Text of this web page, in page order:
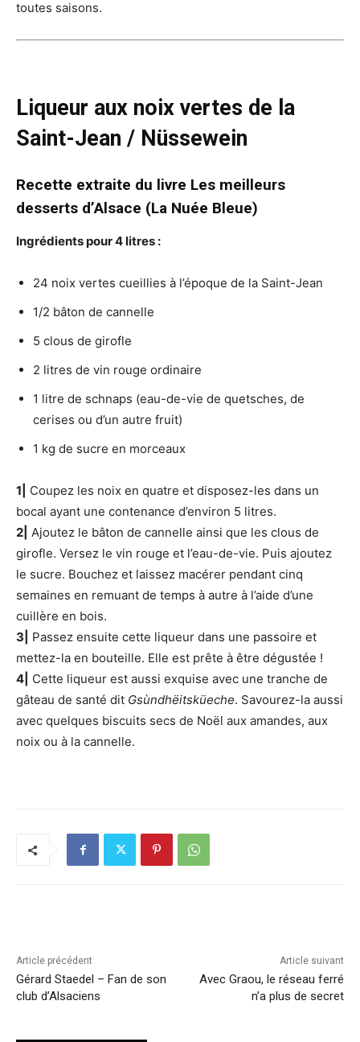
toutes saisons.
Liqueur aux noix vertes de la
Saint-Jean / Nüssewein
Recette extraite du livre Les meilleurs
desserts d’Alsace (La Nuée Bleue)
Ingrédients pour 4 litres :
24 noix vertes cueillies à l’époque de la Saint-Jean
1/2 bâton de cannelle
5 clous de girofle
2 litres de vin rouge ordinaire
1 litre de schnaps (eau-de-vie de quetsches, de
cerises ou d’un autre fruit)
1 kg de sucre en morceaux
1|
Coupez les noix en quatre et disposez-les dans un
bocal ayant une contenance d’environ 5 litres.
2| Ajoutez le bâton de cannelle ainsi que les clous de
girofle. Versez le vin rouge et l’eau-de-vie. Puis ajoutez
le sucre. Bouchez et laissez macérer pendant cinq
semaines en remuant de temps à autre à l’aide d’une
cuillère en bois.
3|
Passez ensuite cette liqueur dans une passoire et
mettez-la en bouteille. Elle est prête à être dégustée !
4| Cette liqueur est aussi exquise avec une tranche de
gâteau de santé dit Gsùndhëitsküeche. Savourez-la aussi
avec quelques biscuits secs de Noël aux amandes, aux
noix ou à la cannelle.
Article précédent
Gérard Staedel – Fan de son
club d’Alsaciens
Article suivant
Avec Graou, le réseau ferré
n’a plus de secret